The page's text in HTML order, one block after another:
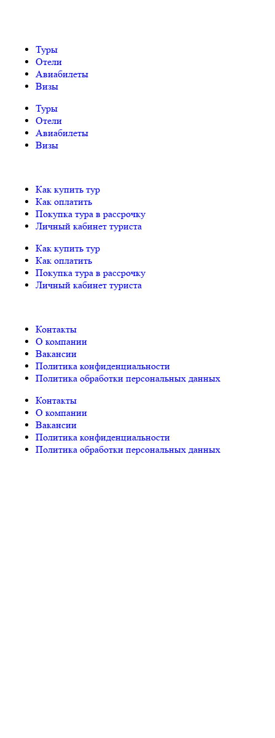
Туры
Отели
Авиабилеты
Визы
Туры
Отели
Авиабилеты
Визы
Как купить тур
Как оплатить
Покупка тура в рассрочку
Личный кабинет туриста
Как купить тур
Как оплатить
Покупка тура в рассрочку
Личный кабинет туриста
Контакты
О компании
Вакансии
Политика конфиденциальности
Политика обработки персональных данных
Контакты
О компании
Вакансии
Политика конфиденциальности
Политика обработки персональных данных